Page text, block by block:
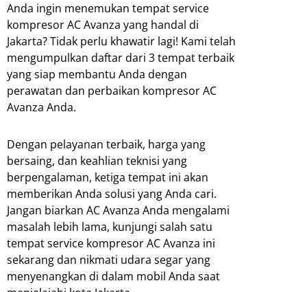
Anda ingin menemukan tempat service
kompresor AC Avanza yang handal di
Jakarta? Tidak perlu khawatir lagi! Kami telah
mengumpulkan daftar dari 3 tempat terbaik
yang siap membantu Anda dengan
perawatan dan perbaikan kompresor AC
Avanza Anda.
Dengan pelayanan terbaik, harga yang
bersaing, dan keahlian teknisi yang
berpengalaman, ketiga tempat ini akan
memberikan Anda solusi yang Anda cari.
Jangan biarkan AC Avanza Anda mengalami
masalah lebih lama, kunjungi salah satu
tempat service kompresor AC Avanza ini
sekarang dan nikmati udara segar yang
menyenangkan di dalam mobil Anda saat